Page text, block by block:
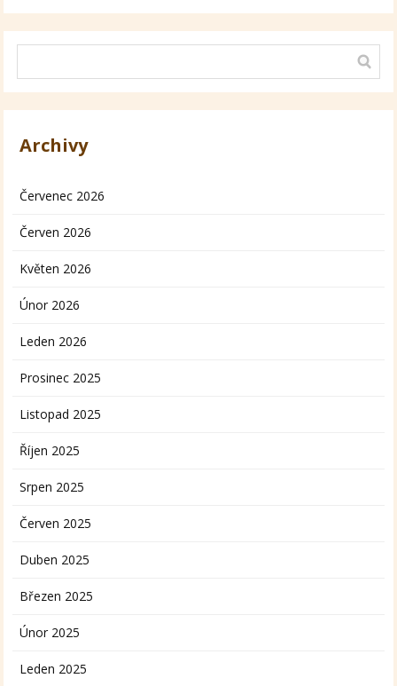
Archivy
Červenec 2026
Červen 2026
Květen 2026
Únor 2026
Leden 2026
Prosinec 2025
Listopad 2025
Říjen 2025
Srpen 2025
Červen 2025
Duben 2025
Březen 2025
Únor 2025
Leden 2025